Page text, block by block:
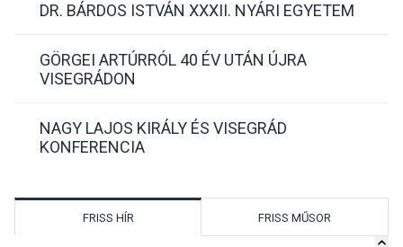
DR. BÁRDOS ISTVÁN XXXII. NYÁRI EGYETEM
GÖRGEI ARTÚRRÓL 40 ÉV UTÁN ÚJRA
VISEGRÁDON
NAGY LAJOS KIRÁLY ÉS VISEGRÁD
KONFERENCIA
FRISS HÍR FRISS MŰSOR